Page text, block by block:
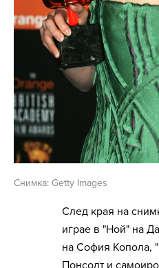
Снимка: Getty Images
След края на
играе в "Ной" на
на София Копола,